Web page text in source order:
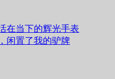
在当下的辉光手表
闲置了我的驴牌